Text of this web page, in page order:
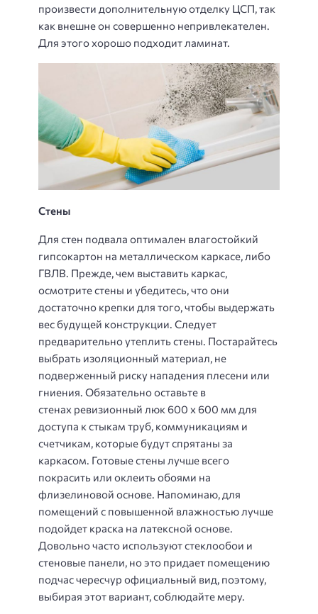
произвести дополнительную отделку ЦСП, так
как внешне он совершенно непривлекателен.
Для этого хорошо подходит ламинат.
Стены
Для стен подвала оптимален влагостойкий
гипсокартон на металлическом каркасе, либо
ГВЛВ. Прежде, чем выставить каркас,
осмотрите стены и убедитесь, что они
достаточно крепки для того, чтобы выдержать
вес будущей конструкции. Следует
предварительно утеплить стены. Постарайтесь
выбрать изоляционный материал, не
подверженный риску нападения плесени или
гниения. Обязательно оставьте в
стенах ревизионный люк 600 х 600 мм для
доступа к стыкам труб, коммуникациям и
счетчикам, которые будут спрятаны за
каркасом. Готовые стены лучше всего
покрасить или оклеить обоями на
флизелиновой основе. Напоминаю, для
помещений с повышенной влажностью лучше
подойдет краска на латексной основе.
Довольно часто используют стеклообои и
стеновые панели, но это придает помещению
подчас чересчур официальный вид, поэтому,
выбирая этот вариант, соблюдайте меру.